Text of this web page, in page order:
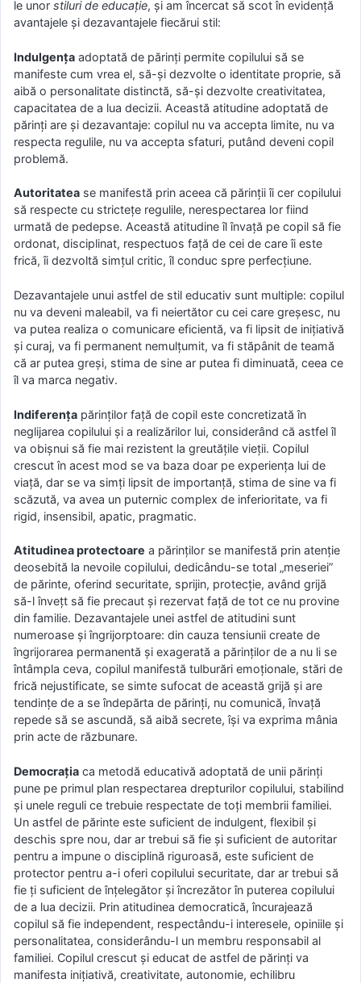
le unor stiluri de educaţie, şi am încercat să scot în evidenţă
avantajele şi dezavantajele fiecărui stil:
Indulgenţa adoptată de părinţi permite copilului să se
manifeste cum vrea el, să-şi dezvolte o identitate proprie, să
aibă o personalitate distinctă, să-şi dezvolte creativitatea,
capacitatea de a lua decizii. Această atitudine adoptată de
părinţi are şi dezavantaje: copilul nu va accepta limite, nu va
respecta regulile, nu va accepta sfaturi, putând deveni copil
problemă.
Autoritatea se manifestă prin aceea că părinţii îi cer copilului
să respecte cu stricteţe regulile, nerespectarea lor fiind
urmată de pedepse. Această atitudine îl învaţă pe copil să fie
ordonat, disciplinat, respectuos faţă de cei de care îi este
frică, îi dezvoltă simţul critic, îl conduc spre perfecţiune.
Dezavantajele unui astfel de stil educativ sunt multiple: copilul
nu va deveni maleabil, va fi neiertător cu cei care greşesc, nu
va putea realiza o comunicare eficientă, va fi lipsit de iniţiativă
şi curaj, va fi permanent nemulţumit, va fi stăpânit de teamă
că ar putea greşi, stima de sine ar putea fi diminuată, ceea ce
îl va marca negativ.
Indiferenţa părinţilor faţă de copil este concretizată în
neglijarea copilului şi a realizărilor lui, considerând că astfel îl
va obişnui să fie mai rezistent la greutăţile vieţii. Copilul
crescut în acest mod se va baza doar pe experienţa lui de
viaţă, dar se va simţi lipsit de importanţă, stima de sine va fi
scăzută, va avea un puternic complex de inferioritate, va fi
rigid, insensibil, apatic, pragmatic.
Atitudinea protectoare a părinţilor se manifestă prin atenţie
deosebită la nevoile copilului, dedicându-se total „meseriei”
de părinte, oferind securitate, sprijin, protecţie, având grijă
să-l înveţt să fie precaut şi rezervat faţă de tot ce nu provine
din familie. Dezavantajele unei astfel de atitudini sunt
numeroase şi îngrijorptoare: din cauza tensiunii create de
îngrijorarea permanentă şi exagerată a părinţilor de a nu li se
întâmpla ceva, copilul manifestă tulburări emoţionale, stări de
frică nejustificate, se simte sufocat de această grijă şi are
tendinţe de a se îndepărta de părinţi, nu comunică, învaţă
repede să se ascundă, să aibă secrete, îşi va exprima mânia
prin acte de răzbunare.
Democraţia ca metodă educativă adoptată de unii părinţi
pune pe primul plan respectarea drepturilor copilului, stabilind
şi unele reguli ce trebuie respectate de toţi membrii familiei.
Un astfel de părinte este suficient de indulgent, flexibil și
deschis spre nou, dar ar trebui să fie şi suficient de autoritar
pentru a impune o disciplină riguroasă, este suficient de
protector pentru a-i oferi copilului securitate, dar ar trebui să
fie ţi suficient de înţelegător şi încrezător în puterea copilului
de a lua decizii. Prin atitudinea democratică, încurajează
copilul să fie independent, respectându-i interesele, opiniile şi
personalitatea, considerându-l un membru responsabil al
familiei. Copilul crescut şi educat de astfel de părinţi va
manifesta iniţiativă, creativitate, autonomie, echilibru